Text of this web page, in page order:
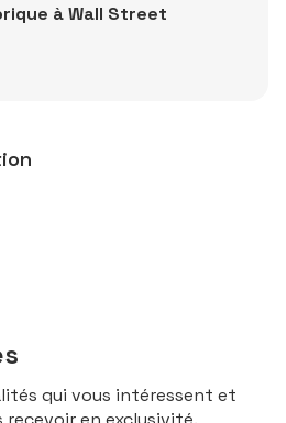
à Wall Street
qui vous intéressent et